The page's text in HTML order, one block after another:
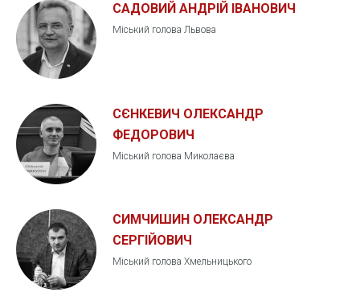
САДОВИЙ АНДРІЙ ІВАНОВИЧ
Міський голова Львова
СЄНКЕВИЧ ОЛЕКСАНДР
ФЕДОРОВИЧ
Міський голова Миколаєва
СИМЧИШИН ОЛЕКСАНДР
СЕРГІЙОВИЧ
Міський голова Хмельницького